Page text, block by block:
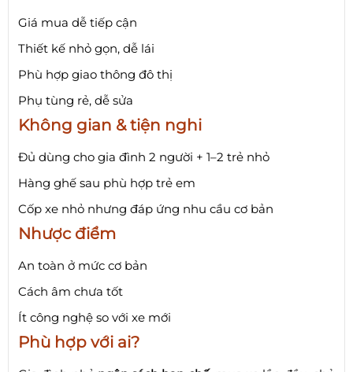
Giá mua dễ tiếp cận
Thiết kế nhỏ gọn, dễ lái
Phù hợp giao thông đô thị
Phụ tùng rẻ, dễ sửa
Không gian & tiện nghi
Đủ dùng cho gia đình 2 người + 1–2 trẻ nhỏ
Hàng ghế sau phù hợp trẻ em
Cốp xe nhỏ nhưng đáp ứng nhu cầu cơ bản
Nhược điểm
An toàn ở mức cơ bản
Cách âm chưa tốt
Ít công nghệ so với xe mới
Phù hợp với ai?